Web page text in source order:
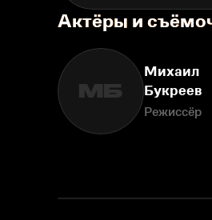
Актёры и
МБ
Михаил
Букреев
Режиссёр